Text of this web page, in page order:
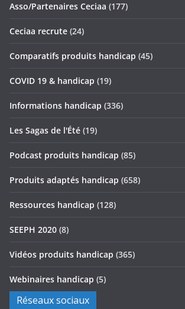
Asso/Partenaires Ceciaa (177)
Ceciaa recrute (24)
Comparatifs produits handicap (45)
COVID 19 & handicap (19)
Informations handicap (336)
Les Sagas de l'Été (19)
Podcast produits handicap (85)
Produits adaptés handicap (658)
Ressources handicap (128)
SEEPH 2020 (8)
Vidéos produits handicap (365)
Webinaires handicap (5)
Réseaux sociaux